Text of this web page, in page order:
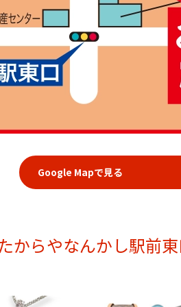
Google Mapで見る
からやなんかし駅前